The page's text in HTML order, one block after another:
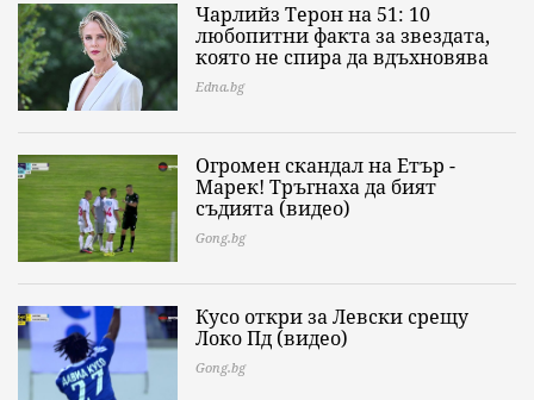
Чарлийз Терон на 51: 10
любопитни факта за звездата,
която не спира да вдъхновява
Edna.bg
Огромен скандал на Етър -
Марек! Тръгнаха да бият
съдията (видео)
Gong.bg
Кусо откри за Левски срещу
Локо Пд (видео)
Gong.bg